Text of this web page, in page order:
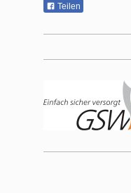
Teilen